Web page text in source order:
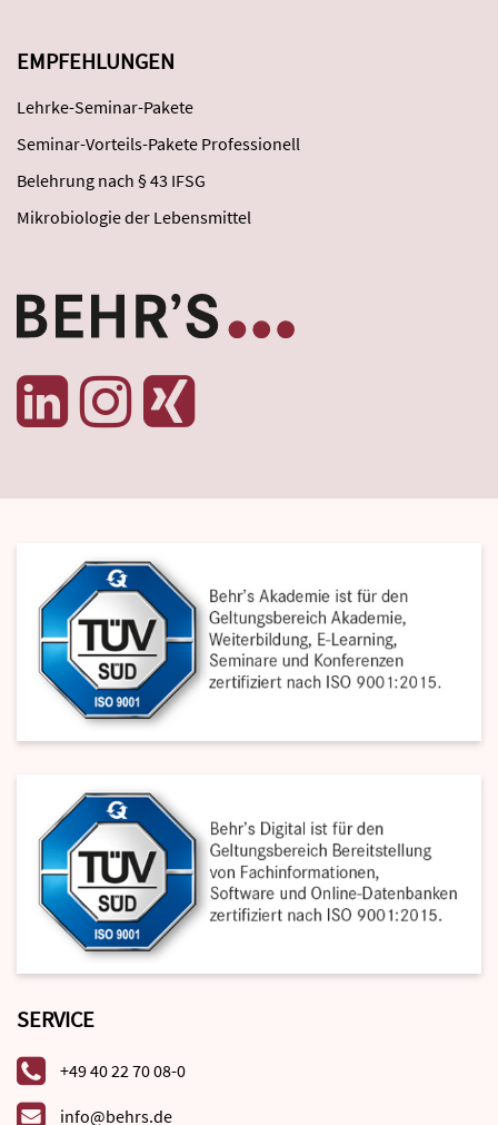
EMPFEHLUNGEN
Lehrke-Seminar-Pakete
Seminar-Vorteils-Pakete Professionell
Belehrung nach § 43 IFSG
Mikrobiologie der Lebensmittel
SERVICE
+49 40 22 70 08-0
info@behrs.de